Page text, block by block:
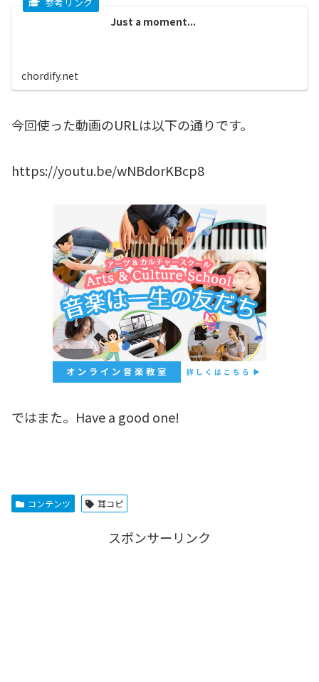
Just a moment...
chordify.net
今回使った動画のURLは以下の通りです。
https://youtu.be/wNBdorKBcp8
ではまた。Have a good one!
コンテンツ 耳コピ
スポンサーリンク